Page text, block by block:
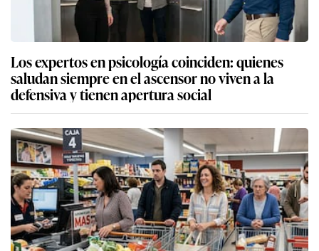
Los expertos en psicología coinciden: quienes
saludan siempre en el ascensor no viven a la
defensiva y tienen apertura social